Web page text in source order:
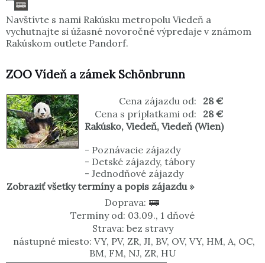
Navštívte s nami Rakúsku metropolu Viedeň a
vychutnajte si úžasné novoročné výpredaje v známom
Rakúskom outlete Pandorf.
ZOO Vídeň a zámek Schönbrunn
Cena zájazdu od:
28 €
Cena s príplatkami od:
28 €
Rakúsko, Viedeň, Viedeň (Wien)
- Poznávacie zájazdy
- Detské zájazdy, tábory
- Jednodňové zájazdy
Zobraziť všetky termíny a popis zájazdu »
Doprava:
Termíny od: 03.09., 1 dňové
Strava: bez stravy
nástupné miesto: VY, PV, ZR, JI, BV, OV, VY, HM, A, OC,
BM, FM, NJ, ZR, HU